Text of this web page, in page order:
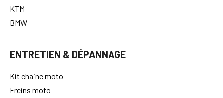
KTM
BMW
ENTRETIEN & DÉPANNAGE
Kit chaine moto
Freins moto